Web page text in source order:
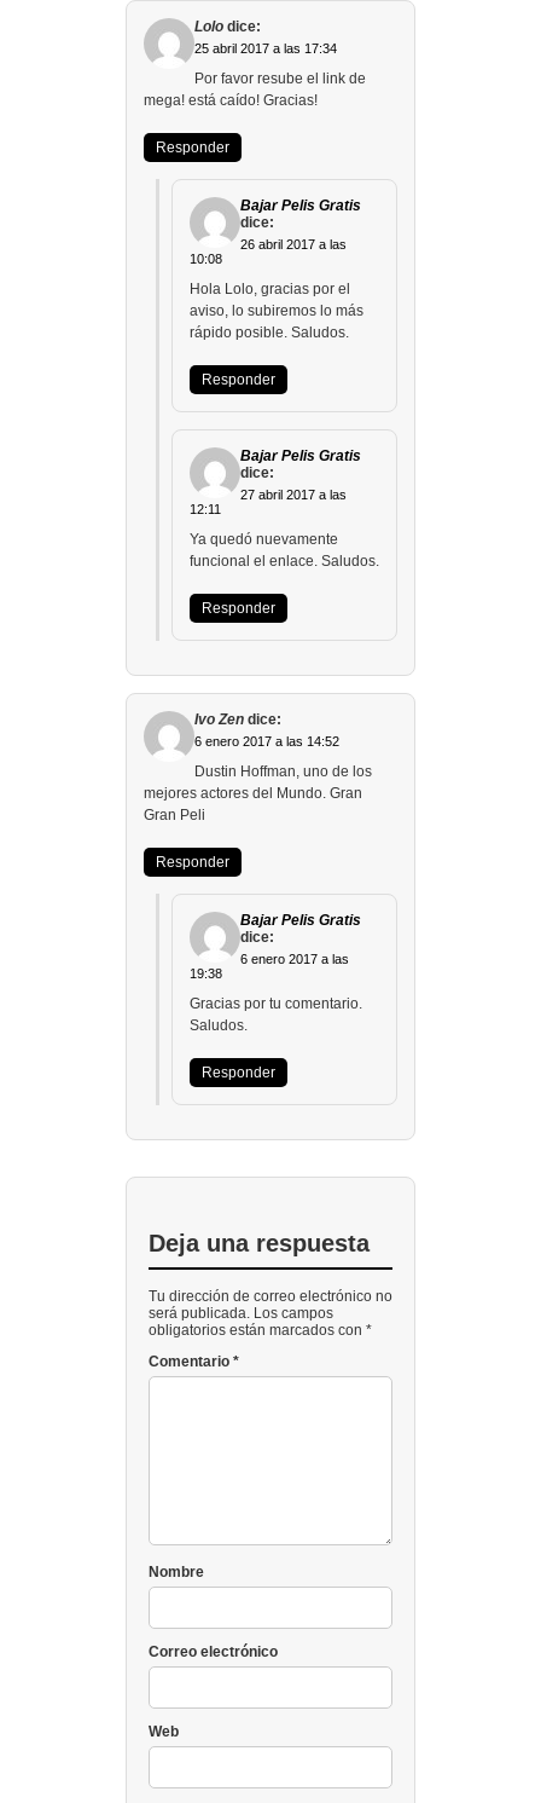
Lolo dice:
25 abril 2017 a las 17:34
Por favor resube el link de
mega! está caído! Gracias!
Responder
Bajar Pelis Gratis
dice:
26 abril 2017 a las
10:08
Hola Lolo, gracias por el
aviso, lo subiremos lo más
rápido posible. Saludos.
Responder
Bajar Pelis Gratis
dice:
27 abril 2017 a las
12:11
Ya quedó nuevamente
funcional el enlace. Saludos.
Responder
Ivo Zen dice:
6 enero 2017 a las 14:52
Dustin Hoffman, uno de los
mejores actores del Mundo. Gran
Gran Peli
Responder
Bajar Pelis Gratis
dice:
6 enero 2017 a las
19:38
Gracias por tu comentario.
Saludos.
Responder
Deja una respuesta
Tu dirección de correo electrónico no
será publicada. Los campos
obligatorios están marcados con *
Comentario *
Nombre
Correo electrónico
Web